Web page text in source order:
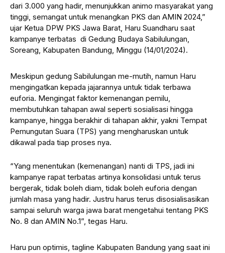
dari 3.000 yang hadir, menunjukkan animo masyarakat yang
tinggi, semangat untuk menangkan PKS dan AMIN 2024,”
ujar Ketua DPW PKS Jawa Barat, Haru Suandharu saat
kampanye terbatas di Gedung Budaya Sabilulungan,
Soreang, Kabupaten Bandung, Minggu (14/01/2024).
Meskipun gedung Sabilulungan me-mutih, namun Haru
mengingatkan kepada jajarannya untuk tidak terbawa
euforia. Mengingat faktor kemenangan pemilu,
membutuhkan tahapan awal seperti sosialisasi hingga
kampanye, hingga berakhir di tahapan akhir, yakni Tempat
Pemungutan Suara (TPS) yang mengharuskan untuk
dikawal pada tiap proses nya.
“Yang menentukan (kemenangan) nanti di TPS, jadi ini
kampanye rapat terbatas artinya konsolidasi untuk terus
bergerak, tidak boleh diam, tidak boleh euforia dengan
jumlah masa yang hadir. Justru harus terus disosialisasikan
sampai seluruh warga jawa barat mengetahui tentang PKS
No. 8 dan AMIN No.1”, tegas Haru.
Haru pun optimis, tagline Kabupaten Bandung yang saat ini